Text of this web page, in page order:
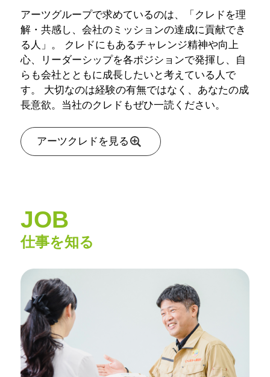
アーツグループで求めているのは、
「クレドを理
解・共感し、会社のミッションの達成に貢献でき
る人」 。 クレドにもあるチャレンジ精神や向上
心、リーダーシップを各ポジションで発揮し、自
らも会社とともに成長したいと考えている人で
す。 大切なのは経験の有無ではなく、あなたの成
長意欲。当社のクレドもぜひ一読ください。
アーツクレドを見る
JOB
仕事を知る